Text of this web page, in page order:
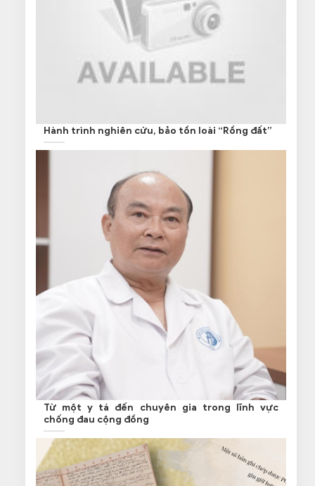
Hành trình nghiên cứu, bảo tồn loài “Rồng đất”
Từ một y tá đến chuyên gia trong lĩnh vực
chống đau cộng đồng